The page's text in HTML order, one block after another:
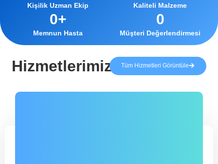
Kişilik Uzman Ekip Kaliteli Malzeme
Memnun Hasta
0+
Müşteri Değerlendirmesi
0
Hizmetlerimiz Tüm Hizmetleri Görüntüle